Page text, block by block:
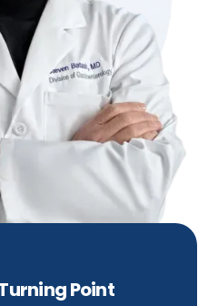
Point